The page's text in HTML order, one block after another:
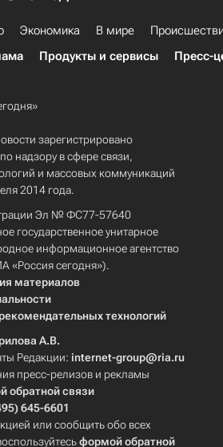
Экономика В мире
Продукты и сервисы Пресс-
зарегистрировано
надзору в сфере связи,
и массовых коммуникаций
2014 года.
Эл № ФС77-57640
государственное унитарное
информационное агентство
«Россия сегодня»).
материалов
технологий
А.В.
Редакции: internet-group@ria.ru
пресс-релизов и рекламы
обратной связи
645-6601
или сообщить обо всех
формой обратной